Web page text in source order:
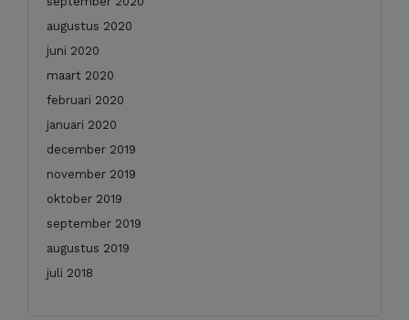
augustus 2020
juni 2020
maart 2020
februari 2020
januari 2020
december 2019
november 2019
oktober 2019
september 2019
augustus 2019
juli 2018